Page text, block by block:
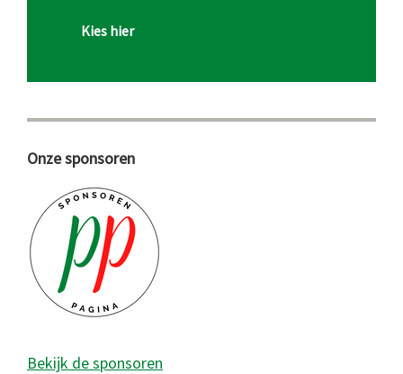
Kies hier
Onze sponsoren
Bekijk de sponsoren